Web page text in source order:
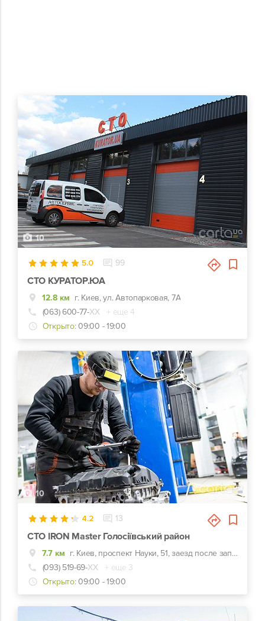
10
5.0 99
СТО КУРАТОР.ЮА
12.8 км г. Киев, ул. Автопарковая, 7А
(063) 600-77-ХХ
+ еще 4
Открыто: 09:00 - 19:00
10
4.2 13
СТО IRON Master Голосіївський район
7.7 км
г. Киев, проспект Науки, 51, заезд после заправки WOG
(093) 519-69-ХХ
+ еще 3
Открыто: 09:00 - 19:00